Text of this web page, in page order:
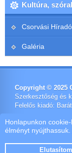
Honlapunkon
élményt nyújthassuk.
Elutasítom
Kultúra,
Csorvási Híradó
Galéria
Copyright © 2025
Szerkesztőség és
Felelős kiadó:
Impresszum
Ötletes
Webdeisign|